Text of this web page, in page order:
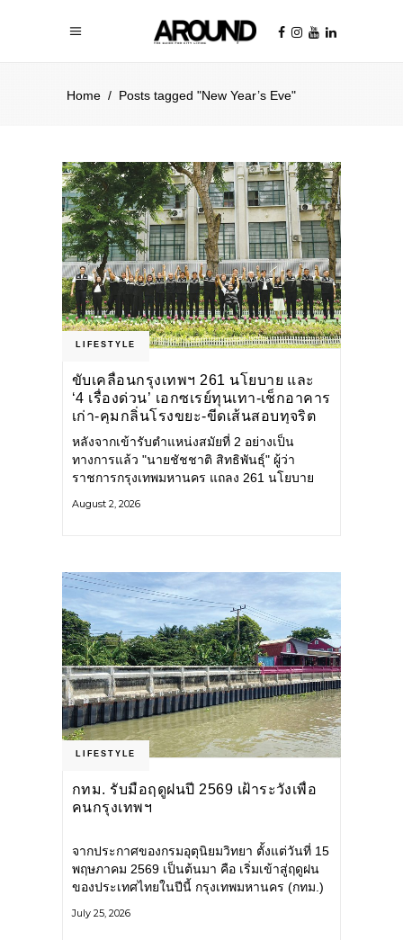
Home / Posts tagged "New Year’s Eve"
LIFESTYLE
ขับเคลื่อนกรุงเทพฯ 261 นโยบาย และ
‘4 เรื่องด่วน’ เอกซเรย์ทุนเทา-เช็กอาคาร
เก่า-คุมกลิ่นโรงขยะ-ขีดเส้นสอบทุจริต
หลังจากเข้ารับตำแหน่งสมัยที่ 2 อย่างเป็น
ทางการแล้ว "นายชัชชาติ สิทธิพันธุ์" ผู้ว่า
ราชการกรุงเทพมหานคร แถลง 261 นโยบาย
ยุทธศาสตร์ จัดทำตัวชี้วัด
August 2, 2026
LIFESTYLE
กทม. รับมือฤดูฝนปี 2569 เฝ้าระวังเพื่อ
คนกรุงเทพฯ
จากประกาศของกรมอุตุนิยมวิทยา ตั้งแต่วันที่ 15
พฤษภาคม 2569 เป็นต้นมา คือ เริ่มเข้าสู่ฤดูฝน
ของประเทศไทยในปีนี้ กรุงเทพมหานคร (กทม.)
โครงสร้างพื้นฐาน
July 25, 2026